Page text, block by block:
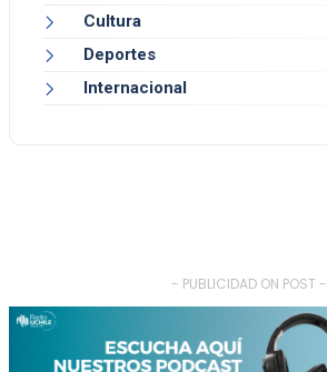
Cultura
Deportes
Internacional
- PUBLICIDAD ON POST -